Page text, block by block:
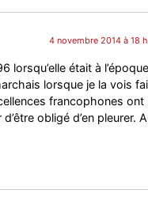
4 novembre 2014 à 18
lorsqu’elle était à l’époque
lorsque je la vois
francophones ont
obligé d’en pleurer.